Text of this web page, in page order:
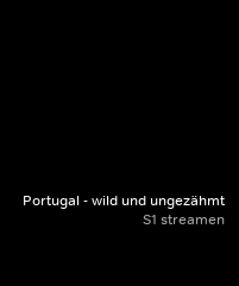
Portugal - wild und ungezähmt
S1 streamen